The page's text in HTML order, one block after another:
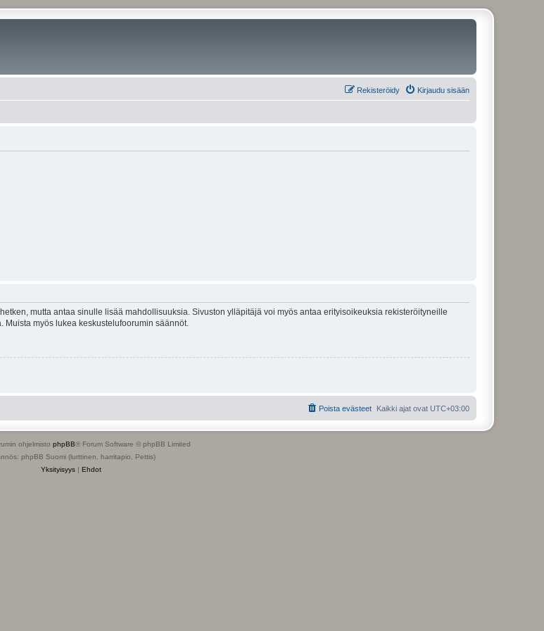
Kirjaudu sisään
Rekisteröidy
mutta antaa sinulle lisää mahdollisuuksia. Sivuston ylläpitäjä voi myös antaa erityisoikeuksia rekisteröityneille
Muista myös lukea keskustelufoorumin säännöt.
Kaikki ajat ovat UTC+03:00
Poista evästeet
ohjelmisto phpBB® Forum Software © phpBB Limited
phpBB Suomi (lurttinen, harritapio, Pettis)
Yksityisyys | Ehdot